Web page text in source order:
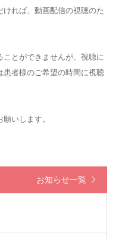
れば、動画配信の視聴のた
とができませんが、視聴に
者様のご希望の時間に視聴
いします。
お知らせ一覧